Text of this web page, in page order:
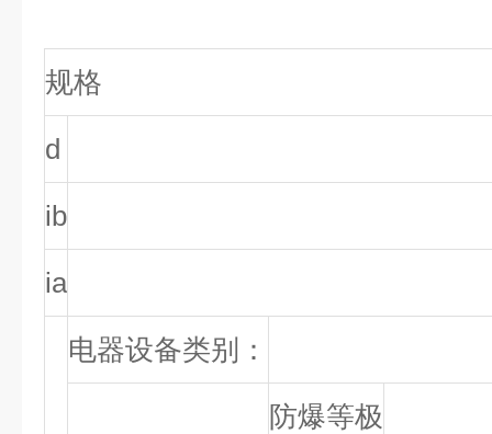
规格
d
ib
ia
电器设备类别：
防爆等极